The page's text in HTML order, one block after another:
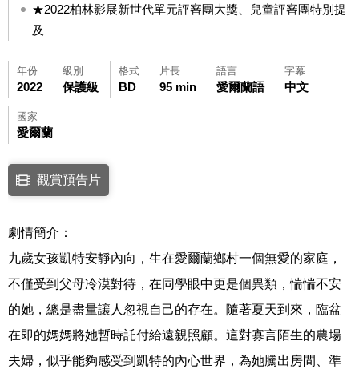
★2022柏林影展新世代單元評審團大獎、兒童評審團特別提
及
年份
2022
級別
保護級
格式
BD
片長
95 min
語言
愛爾蘭語
字幕
中文
國家
愛爾蘭
點擊下列連結開啟視窗後，可使用鍵盤Tab鍵移至影片中央播放鍵，再
連結至Youtube網站觀看此影片(開新視窗)
觀賞預告片
劇情簡介：
九歲女孩凱特安靜內向，生在愛爾蘭鄉村一個無愛的家庭，
不僅受到父母冷漠對待，在同學眼中更是個異類，惴惴不安
的她，總是盡量讓人忽視自己的存在。隨著夏天到來，臨盆
在即的媽媽將她暫時託付給遠親照顧。這對寡言陌生的農場
夫婦，似乎能夠感受到凱特的內心世界，為她騰出房間、準